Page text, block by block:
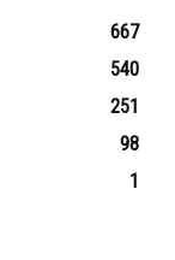
667
540
251
98
1